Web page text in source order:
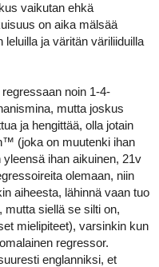
vaikutan ehkä
on aika mälsää
ja väritän väriliiduilla
noin 1-4-
mutta joskus
ja hengittää, olla jotain
(joka on muutenki ihan
ihan aikuinen, 21v
olemaan, niin
aiheesta, lähinnä vaan tuo
siellä se silti on,
mielipiteet), varsinkin kun
regressor.
englanniksi, et